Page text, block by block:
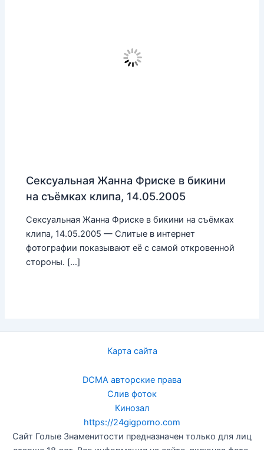
Сексуальная Жанна Фриске в бикини
на съёмках клипа, 14.05.2005
Сексуальная Жанна Фриске в бикини на съёмках
клипа, 14.05.2005 — Слитые в интернет
фотографии показывают её с самой откровенной
стороны. […]
Карта сайта
DCMA авторские права
Слив фоток
Кинозал
https://24gigporno.com
Сайт Голые Знаменитости предназначен только для лиц